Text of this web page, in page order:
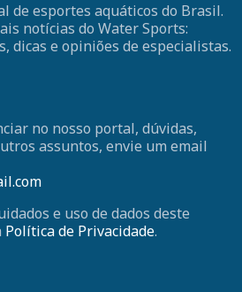
de esportes aquáticos do Brasil.
notícias do Water Sports:
dicas e opiniões de especialistas.
no nosso portal, dúvidas,
assuntos, envie um email
e uso de dados deste
Política de Privacidade.